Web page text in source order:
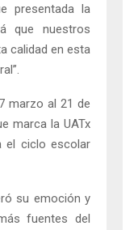
presentada la
que nuestros
calidad en esta
marzo al 21 de
marca la UATx
el ciclo escolar
su emoción y
fuentes del